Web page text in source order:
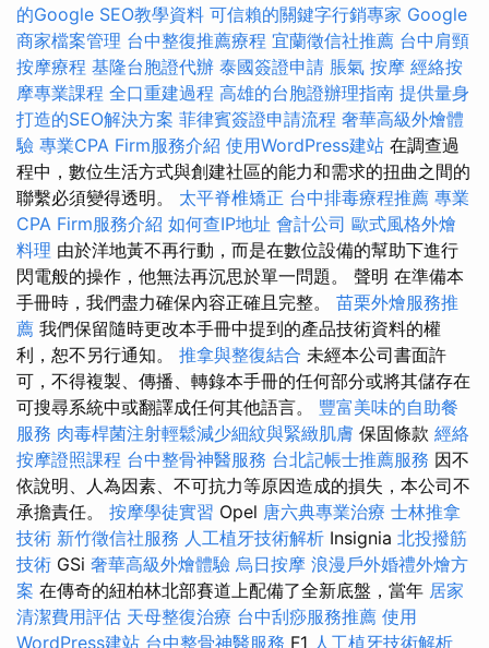
的Google SEO教學資料 可信賴的關鍵字行銷專家 Google
商家檔案管理 台中整復推薦療程 宜蘭徵信社推薦 台中肩頸
按摩療程 基隆台胞證代辦 泰國簽證申請 脹氣 按摩 經絡按
摩專業課程 全口重建過程 高雄的台胞證辦理指南 提供量身
打造的SEO解決方案 菲律賓簽證申請流程 奢華高級外燴體
驗 專業CPA Firm服務介紹 使用WordPress建站 在調查過
程中，數位生活方式與創建社區的能力和需求的扭曲之間的
聯繫必須變得透明。 太平脊椎矯正 台中排毒療程推薦 專業
CPA Firm服務介紹 如何查IP地址 會計公司 歐式風格外燴
料理 由於洋地黃不再行動，而是在數位設備的幫助下進行
閃電般的操作，他無法再沉思於單一問題。 聲明 在準備本
手冊時，我們盡力確保內容正確且完整。 苗栗外燴服務推
薦 我們保留隨時更改本手冊中提到的產品技術資料的權
利，恕不另行通知。 推拿與整復結合 未經本公司書面許
可，不得複製、傳播、轉錄本手冊的任何部分或將其儲存在
可搜尋系統中或翻譯成任何其他語言。 豐富美味的自助餐
服務 肉毒桿菌注射輕鬆減少細紋與緊緻肌膚 保固條款 經絡
按摩證照課程 台中整骨神醫服務 台北記帳士推薦服務 因不
依說明、人為因素、不可抗力等原因造成的損失，本公司不
承擔責任。 按摩學徒實習 Opel 唐六典專業治療 士林推拿
技術 新竹徵信社服務 人工植牙技術解析 Insignia 北投撥筋
技術 GSi 奢華高級外燴體驗 烏日按摩 浪漫戶外婚禮外燴方
案 在傳奇的紐柏林北部賽道上配備了全新底盤，當年 居家
清潔費用評估 天母整復治療 台中刮痧服務推薦 使用
WordPress建站 台中整骨神醫服務 F1 人工植牙技術解析